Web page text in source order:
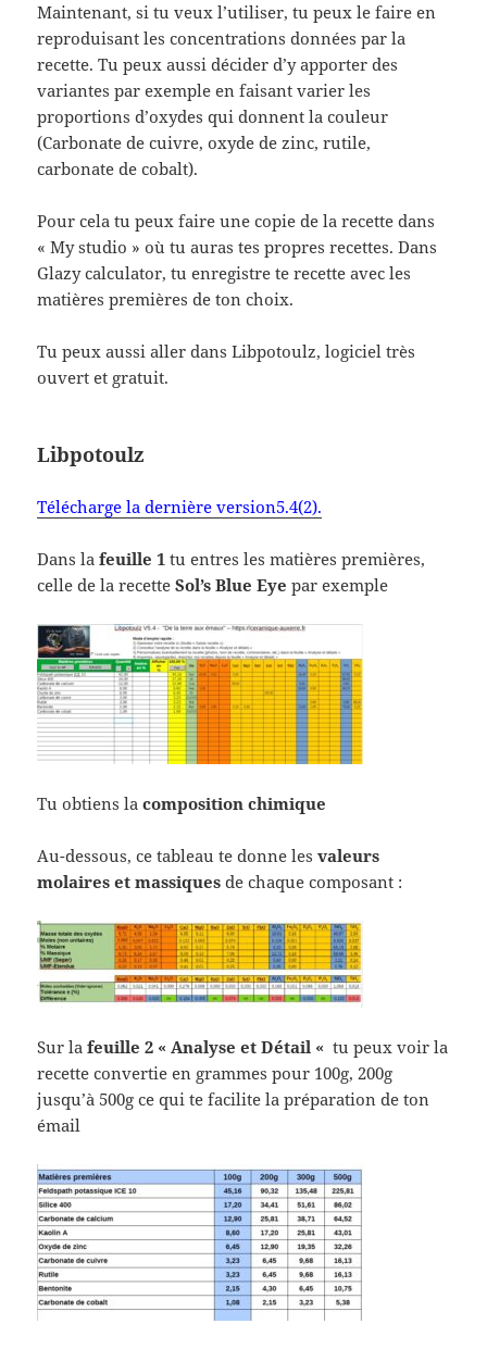
Maintenant, si tu veux l’utiliser, tu peux le faire en
reproduisant les concentrations données par la
recette. Tu peux aussi décider d’y apporter des
variantes par exemple en faisant varier les
proportions d’oxydes qui donnent la couleur
(Carbonate de cuivre, oxyde de zinc, rutile,
carbonate de cobalt).
Pour cela tu peux faire une copie de la recette dans
« My studio » où tu auras tes propres recettes. Dans
Glazy calculator, tu enregistre te recette avec les
matières premières de ton choix.
Tu peux aussi aller dans Libpotoulz, logiciel très
ouvert et gratuit.
Libpotoulz
Télécharge la dernière version5.4(2).
Dans lafeuille 1 tu entres les matières premières,
celle de la recetteSol’s Blue Eyepar exemple
Tu obtiens lacomposition chimique
Au-dessous, ce tableau te donne lesvaleurs
molaires et massiques de chaque composant :
Sur la feuille 2 « Analyse et Détail « tu peux voir la
recette convertie en grammes pour 100g, 200g
jusqu’à 500g ce qui te facilite la préparation de ton
émail